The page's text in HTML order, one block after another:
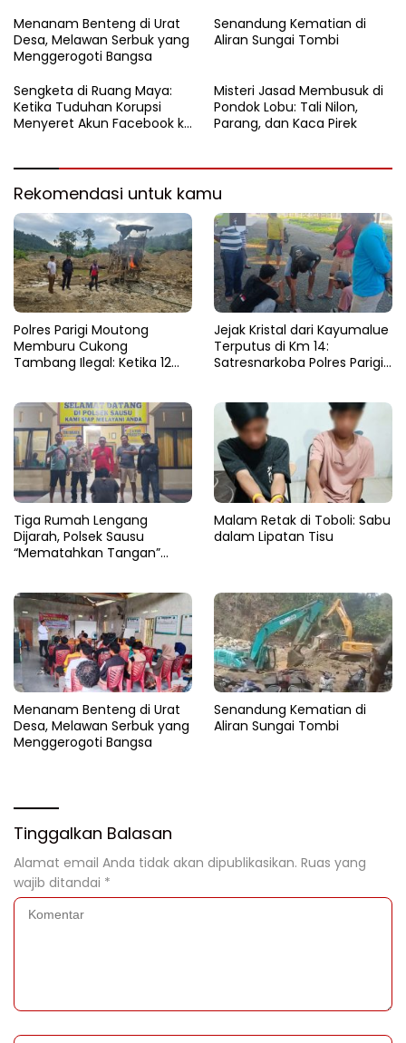
Menanam Benteng di Urat
Desa, Melawan Serbuk yang
Menggerogoti Bangsa
Senandung Kematian di
Aliran Sungai Tombi
Sengketa di Ruang Maya:
Ketika Tuduhan Korupsi
Menyeret Akun Facebook ke
Misteri Jasad Membusuk di
Pondok Lobu: Tali Nilon,
Parang, dan Kaca Pirek
Rekomendasi untuk kamu
Polres Parigi Moutong
Memburu Cukong
Tambang Ilegal: Ketika 12
Jejak Kristal dari Kayumalue
Terputus di Km 14:
Satresnarkoba Polres Parigi
Tiga Rumah Lengang
Dijarah, Polsek Sausu
“Mematahkan Tangan”
Malam Retak di Toboli: Sabu
dalam Lipatan Tisu
Menanam Benteng di Urat
Desa, Melawan Serbuk yang
Menggerogoti Bangsa
Senandung Kematian di
Aliran Sungai Tombi
Tinggalkan Balasan
Alamat email Anda tidak akan dipublikasikan. Ruas yang
wajib ditandai *